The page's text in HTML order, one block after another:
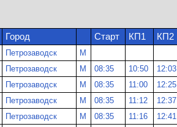
Город Старт КП1 КП2
Петрозаводск
М
Петрозаводск М 08:35 10:50 12:03
Петрозаводск М 08:35 11:00 12:25
Петрозаводск М 08:35 11:12 12:37
Петрозаводск М 08:35 11:16 12:41